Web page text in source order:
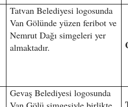
Tatvan Belediyesi logosunda
Van Gölünde yüzen feribot ve
Nemrut Dağı simgeleri yer
almaktadır.
Gevaş Belediyesi logosunda